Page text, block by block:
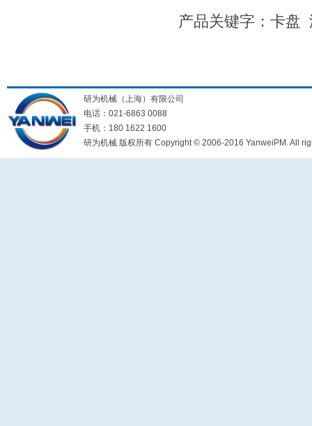
产品关键字： 卡盘
研为机械（上海）有限公司
电话：021-6863 0088
手机：180 1622 1600
研为机械 版权所有 Copyright © 2006-2016 YanweiPM. All